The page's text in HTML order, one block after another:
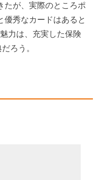
たが、実際のところポ
優秀なカードはあると
力は、充実した保険
ろう。